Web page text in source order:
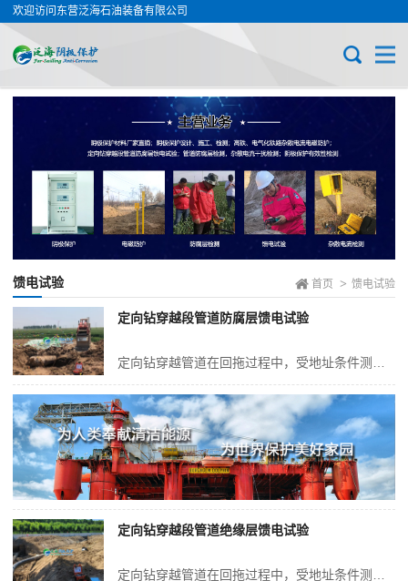
欢迎访问东营泛海石油装备有限公司
首页 > 馈电试验
馈电试验
定向钻穿越段管道防腐层馈电试验
定向钻穿越段管道绝缘层馈电试验